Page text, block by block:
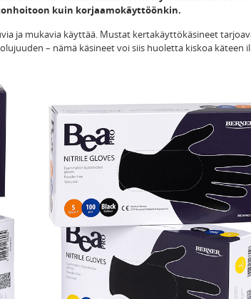
kuin korjaamokäyttöönkin.
ja mukavia käyttää. Mustat kertakäyttökäsineet
– nämä käsineet voi siis huoletta kiskoa käteen